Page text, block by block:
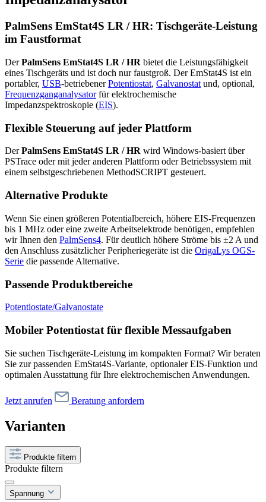
PalmSens EmStat4S LR / HR: Tischgeräte-Leistung
im Faustformat
DerPalmSens EmStat4S LR / HR bietet die Leistungsfähigkeit
eines Tischgeräts und ist doch nur faustgroß. Der EmStat4S ist ein
portabler, USB-betriebenerPotentiostat, Galvanostat und, optional,
Frequenzganganalysatorfür elektrochemische
Impedanzspektroskopie (EIS).
Flexible Steuerung auf jeder Plattform
DerPalmSens EmStat4S LR / HR wird Windows-basiert über
PSTrace oder mit jeder anderen Plattform oder Betriebssystem mit
einem selbstgeschriebenen MethodSCRIPT gesteuert.
Alternative Produkte
Wenn Sie einen größeren Potentialbereich, höhere EIS-Frequenzen
bis 1 MHz oder eine zweite Arbeitselektrode benötigen, empfehlen
wir Ihnen den PalmSens4. Für deutlich höhere Ströme bis ±2 A und
den Anschluss zusätzlicher Peripheriegeräte ist die OrigaLys OGS-
Serie die passende Alternative.
Passende Produktbereiche
Potentiostate/Galvanostate
Mobiler Potentiostat für flexible Messaufgaben
Sie suchen Tischgeräte-Leistung im kompakten Format? Wir beraten
Sie zur passenden EmStat4S-Variante, optionaler EIS-Funktion und
optimalen Ausstattung für Ihre elektrochemischen Anwendungen.
Jetzt anrufen Beratung anfordern
Varianten
Produkte filtern
Produkte filtern
Spannung